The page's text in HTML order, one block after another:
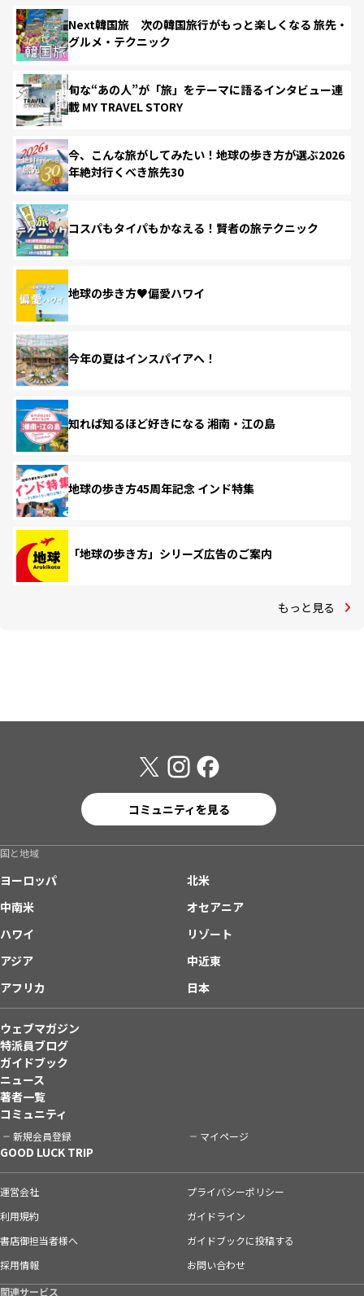
Next韓国旅 次の韓国旅行がもっと楽しくなる 旅先・
グルメ・テクニック
旬な“あの人”が「旅」をテーマに語るインタビュー連
載 MY TRAVEL STORY
今、こんな旅がしてみたい！地球の歩き方が選ぶ2026
年絶対行くべき旅先30
コスパもタイパもかなえる！賢者の旅テクニック
地球の歩き方♥偏愛ハワイ
今年の夏はインスパイアへ！
知れば知るほど好きになる 湘南・江の島
地球の歩き方45周年記念 インド特集
「地球の歩き方」シリーズ広告のご案内
もっと見る
コミュニティを見る
国と地域
ヨーロッパ
北米
中南米
オセアニア
ハワイ
リゾート
アジア
中近東
アフリカ
日本
ウェブマガジン
特派員ブログ
ガイドブック
ニュース
著者一覧
コミュニティ
新規会員登録 マイページ
GOOD LUCK TRIP
運営会社
プライバシーポリシー
利用規約
ガイドライン
書店御担当者様へ
ガイドブックに投稿する
採用情報
お問い合わせ
関連サービス